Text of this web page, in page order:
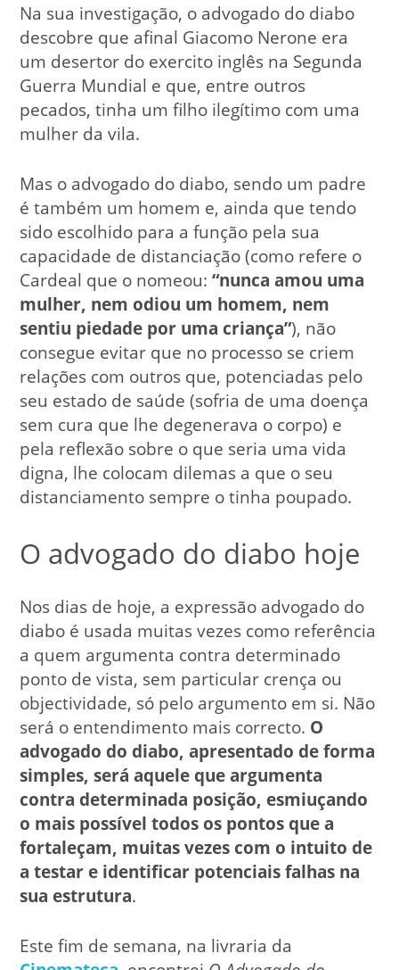
Na sua investigação, o advogado do diabo
descobre que afinal Giacomo Nerone era
um desertor do exercito inglês na Segunda
Guerra Mundial e que, entre outros
pecados, tinha um filho ilegítimo com uma
mulher da vila.
Mas o advogado do diabo, sendo um padre
é também um homem e, ainda que tendo
sido escolhido para a função pela sua
capacidade de distanciação (como refere o
Cardeal que o nomeou:“nunca amou uma
mulher, nem odiou um homem, nem
sentiu piedade por uma criança”), não
consegue evitar que no processo se criem
relações com outros que, potenciadas pelo
seu estado de saúde (sofria de uma doença
sem cura que lhe degenerava o corpo) e
pela reflexão sobre o que seria uma vida
digna, lhe colocam dilemas a que o seu
distanciamento sempre o tinha poupado.
O advogado do diabo hoje
Nos dias de hoje, a expressão advogado do
diabo é usada muitas vezes como referência
a quem argumenta contra determinado
ponto de vista, sem particular crença ou
objectividade, só pelo argumento em si. Não
será o entendimento mais correcto. O
advogado do diabo, apresentado de forma
simples, será aquele que argumenta
contra determinada posição, esmiuçando
o mais possível todos os pontos que a
fortaleçam, muitas vezes com o intuito de
a testar e identificar potenciais falhas na
sua estrutura.
Este fim de semana, na livraria da